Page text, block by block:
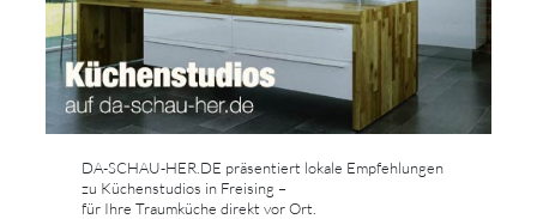
DA-SCHAU-HER.DE präsentiert lokale Empfehlungen
zu Küchenstudios in Freising –
für Ihre Traumküche direkt vor Ort.